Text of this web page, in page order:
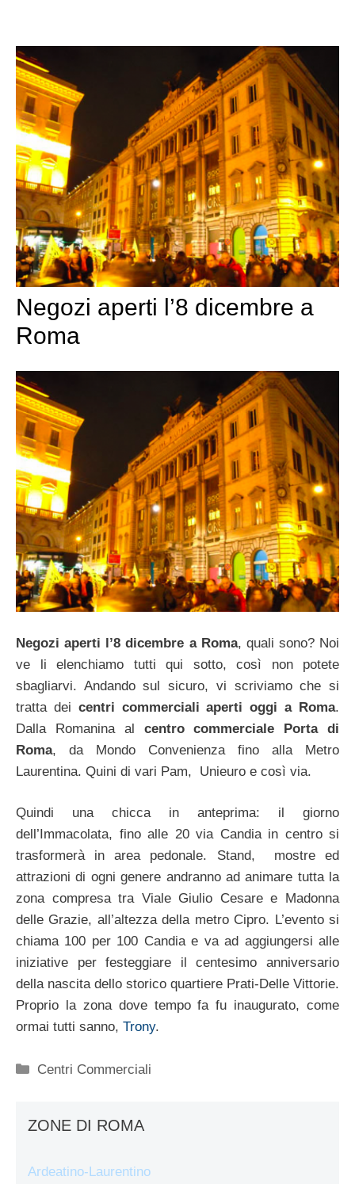
Negozi aperti l’8 dicembre a
Roma
Negozi aperti l’8 dicembre a Roma, quali sono? Noi
ve li elenchiamo tutti qui sotto, così non potete
sbagliarvi. Andando sul sicuro, vi scriviamo che si
tratta dei centri commerciali aperti oggi a Roma.
Dalla Romanina al centro commerciale Porta di
Roma, da Mondo Convenienza fino alla Metro
Laurentina. Quini di vari Pam,
Unieuro e così via.
Quindi una chicca in anteprima: il giorno
dell’Immacolata, fino alle 20 via Candia in centro si
trasformerà in area pedonale. Stand, mostre ed
attrazioni di ogni genere andranno ad animare tutta la
zona compresa tra Viale Giulio Cesare e Madonna
delle Grazie, all’altezza della metro Cipro. L’evento si
chiama 100 per 100 Candia e va ad aggiungersi alle
iniziative per festeggiare il centesimo anniversario
della nascita dello storico quartiere Prati-Delle Vittorie.
Proprio la zona dove tempo fa fu inaugurato, come
ormai tutti sanno, Trony.
Categorie
Centri Commerciali
ZONE DI ROMA
Ardeatino-Laurentino